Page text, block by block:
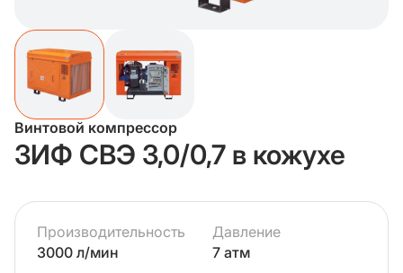
Винтовой компрессор
ЗИФ СВЭ 3,0/0,7 в кожухе
Производительность
3000 л/мин
Давление
7 атм